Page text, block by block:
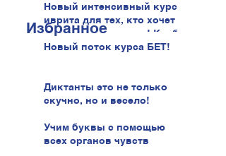
Новый интенсивный курс
иврита для тех, кто хочет
говорить увереннее! Клуб
иврита!
Новый поток курса БЕТ!
Диктанты это не только
скучно, но и весело!
Учим буквы с помощью
всех органов чувств
Избранное